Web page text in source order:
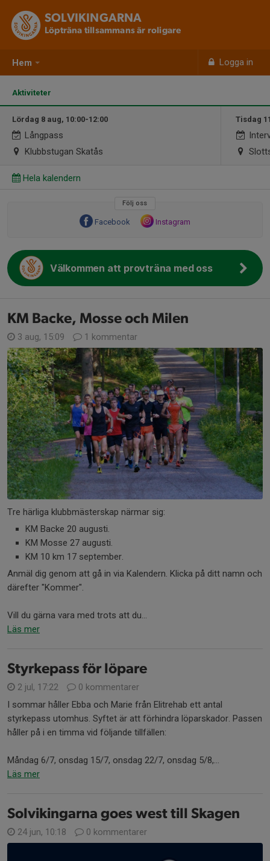
Hem Logga in
SOLVIKINGARNA
Löpträna tillsammans är roligare
Aktiviteter
Lördag 8 aug, 10:00-12:00
Långpass
Klubbstugan Skatås
Tisdag
Hela kalendern
Följ oss
Facebook Instagram
Välkommen att provträna med oss
KM Backe, Mosse och Milen
3 aug, 15:09 1 kommentar
Tre härliga klubbmästerskap närmar sig:
KM Backe 20 augusti.
KM Mosse 27 augusti.
KM 10 km 17 september.
Anmäl dig genom att gå in via Kalendern. Klicka på ditt namn och
därefter "Kommer".
Vill du gärna vara med trots att du...
Läs mer
Styrkepass för löpare
2 jul, 17:22
0 kommentarer
I sommar håller Ebba och Marie från Elitrehab ett antal
styrkepass utomhus. Syftet är att förhindra löparskador. Passen
håller på i en timma vid följande tillfällen:
Måndag 6/7, onsdag 15/7, onsdag 22/7, onsdag 5/8,...
Läs mer
Solvikingarna goes west till Skagen
24 jun, 10:18 0 kommentarer